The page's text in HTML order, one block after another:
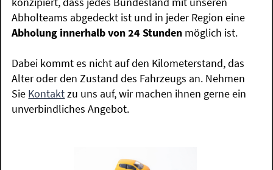
Abholteams abgedeckt ist und in jeder Region eine
Abholung innerhalb von 24 Stunden möglich ist.
Dabei kommt es nicht auf den Kilometerstand, das
Alter oder den Zustand des Fahrzeugs an. Nehmen
Sie Kontaktzu uns auf, wir machen ihnen gerne ein
unverbindliches Angebot.